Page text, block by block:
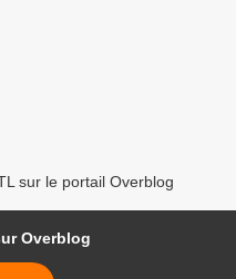
sur le portail Overblog
Overblog